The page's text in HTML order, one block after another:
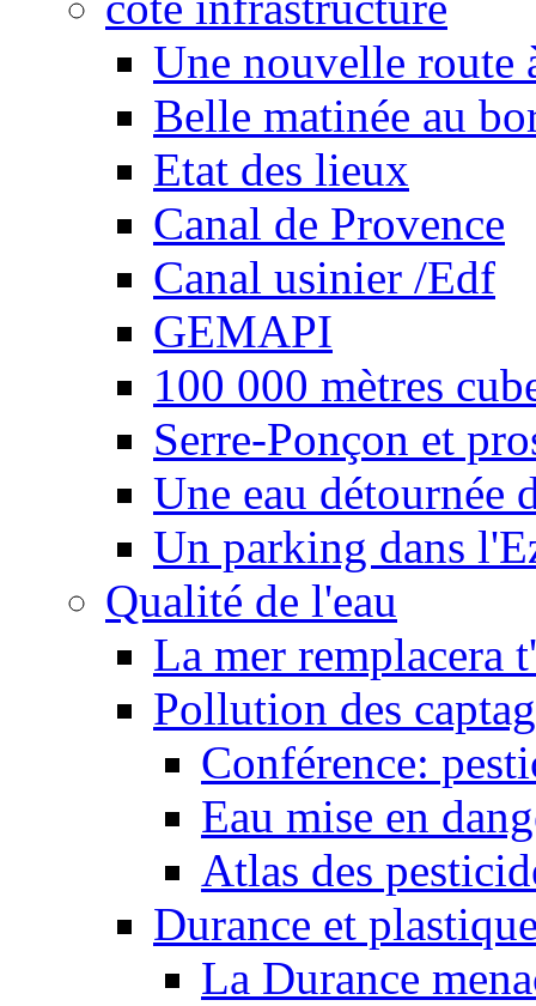
Une nouvelle route
Belle matinée au
Etat des lieux
Canal de Provence
Canal usinier /Edf
GEMAPI
100 000 mètres
Serre-Ponçon et
Une eau détournée
Un parking dans
Qualité de l'eau
La mer remplacera
Pollution des
Conférence:
Eau mise en
Atlas des
Durance et
La Durance